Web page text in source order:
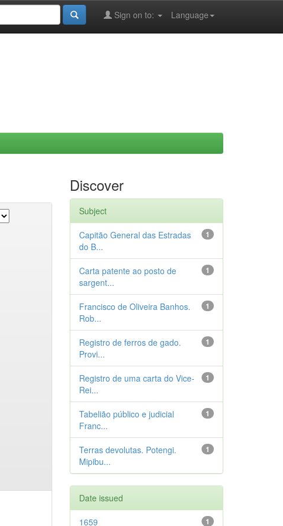
Language
Sign on to:
Discover
Subject
1
Capitão General das Estradas
do B...
1
Carta patente ao posto de
sargent...
1
Francisco de Oliveira Banhos.
Rob...
1
Registro de ferros de gado.
Provi...
1
Registro de uma carta do Vice-
Rei...
1
Tabelião público e judicial
Franc...
1
Terras devolutas. Potengi.
Mipibu...
Date issued
1
1659